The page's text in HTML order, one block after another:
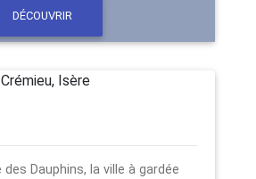
DÉCOUVRIR
Dauphins, la ville à gardée